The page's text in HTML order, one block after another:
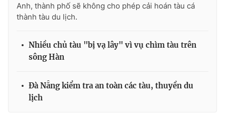
Liên hệ tòa soạn
Anh, thành phố sẽ không cho phép cải hoán tàu cá
thành tàu du lịch.
Nhiều chủ tàu "bị vạ lây" vì vụ chìm tàu trên
sông Hàn
Đà Nẵng kiểm tra an toàn các tàu, thuyền du
lịch